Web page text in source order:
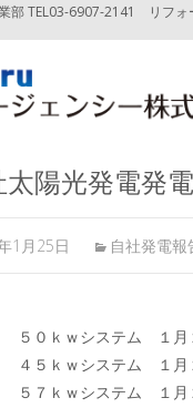
部 TEL03-6907-2141 リフ
太陽光発電発
1月25日 自社発電報
０ｋｗシステム １月
５ｋｗシステム １
７ｋｗシステム １月